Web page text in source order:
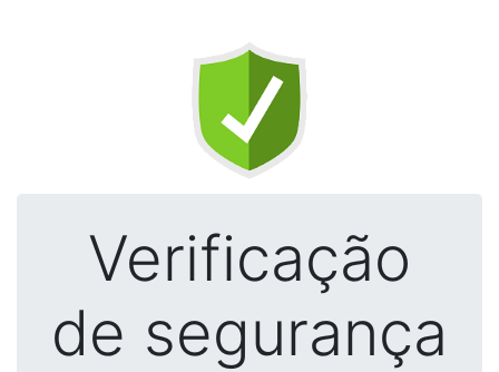
Verificação
de segurança